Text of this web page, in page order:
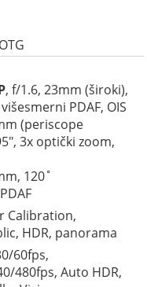
, f/1.6, 23mm (široki),
PDAF, OIS
(periscope
3x optički zoom,
120˚
Calibration,
HDR, panorama
60fps,
480fps, Auto HDR,